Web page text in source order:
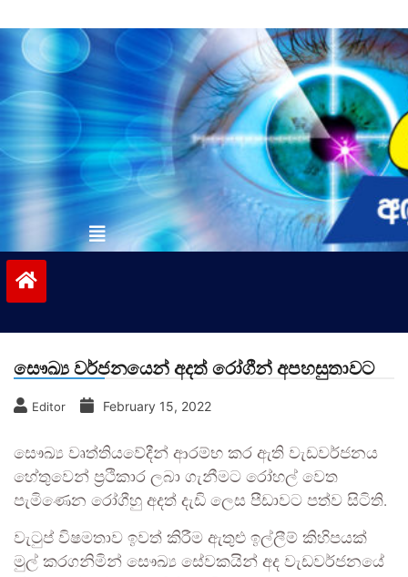
to
contentvinivida.lk
සෞඛ්‍ය වර්ජනයෙන් අදත් රෝගීන් අපහසුතාවට
Editor February 15, 2022
සෞඛ්‍ය වෘත්තියවේදීන් ආරම්භ කර ඇති වැඩවර්ජනය
හේතුවෙන් ප්‍රථිකාර ලබා ගැනීමට රෝහල් වෙත
පැමිණෙන රෝගීහු අදත් දැඩි ලෙස පීඩාවට පත්ව සිටිති.
වැටුප් විෂමතාව ඉවත් කිරීම ඇතුළු ඉල්ලීම් කිහිපයක්
මුල් කරගනිමින් සෞඛ්‍ය සේවකයින් අද වැඩවර්ජනයේ